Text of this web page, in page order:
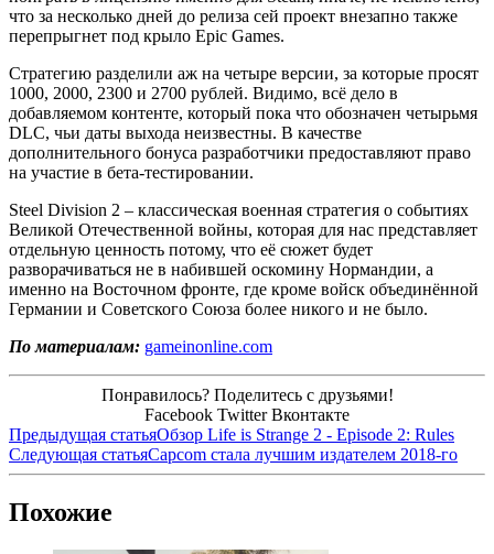
что за несколько дней до релиза сей проект внезапно также
перепрыгнет под крыло Epic Games.
Стратегию разделили аж на четыре версии, за которые просят
1000, 2000, 2300 и 2700 рублей. Видимо, всё дело в
добавляемом контенте, который пока что обозначен четырьмя
DLC, чьи даты выхода неизвестны. В качестве
дополнительного бонуса разработчики предоставляют право
на участие в бета-тестировании.
Steel Division 2 – классическая военная стратегия о событиях
Великой Отечественной войны, которая для нас представляет
отдельную ценность потому, что её сюжет будет
разворачиваться не в набившей оскомину Нормандии, а
именно на Восточном фронте, где кроме войск объединённой
Германии и Советского Союза более никого и не было.
По материалам: gameinonline.com
Понравилось? Поделитесь с друзьями!
Facebook Twitter Вконтакте
Предыдущая статьяОбзор Life is Strange 2 - Episode 2: Rules
Следующая статьяCapcom стала лучшим издателем 2018-го
Похожие